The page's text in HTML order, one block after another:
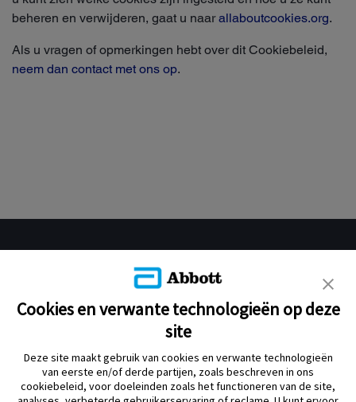
beheren en verwijderen, gaat u naarallaboutcookies.org.
Als u vragen of opmerkingen hebt over dit Cookiebeleid,
neem dan contact met ons op.
WIJ RESPECTEREN UW PRIVACY
technologieën, zoals beschreven in ons privacybeleid, voor
doeleinden zoals het gebruik van de website, analyses, verbeterde
gebruikerservaring of advertenties. U kunt ervoor kiezen om uw
Cookies en verwante technologieën op deze
site
Deze site maakt gebruik van cookies en verwante technologieën
van eerste en/of derde partijen, zoals beschreven in ons
cookiebeleid, voor doeleinden zoals het functioneren van de site,